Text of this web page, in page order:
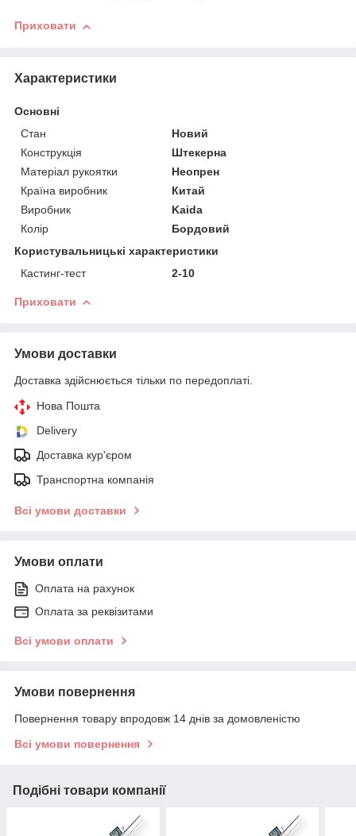
Приховати
Характеристики
Основні
Стан
Новий
Конструкція
Штекерна
Матеріал рукоятки
Неопрен
Країна виробник
Китай
Виробник
Kaida
Колір
Бордовий
Користувальницькі характеристики
Кастинг-тест
2-10
Приховати
Умови доставки
Доставка здійснюється тільки по передоплаті.
Нова Пошта
Delivery
Доставка кур'єром
Транспортна компанія
Всі умови доставки
Умови оплати
Оплата на рахунок
Оплата за реквізитами
Всі умови оплати
Умови повернення
Повернення товару впродовж 14 днів за домовленістю
Всі умови повернення
Подібні товари компанії